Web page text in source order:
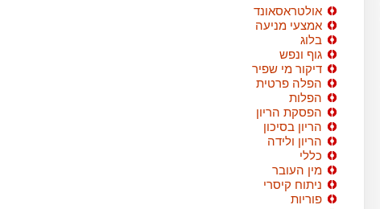
אולטראסאונד
אמצעי מניעה
בלוג
גוף ונפש
דיקור מי שפיר
הפלה פרטית
הפלות
הפסקת הריון
הריון בסיכון
הריון ולידה
כללי
מין העובר
ניתוח קיסרי
פוריות